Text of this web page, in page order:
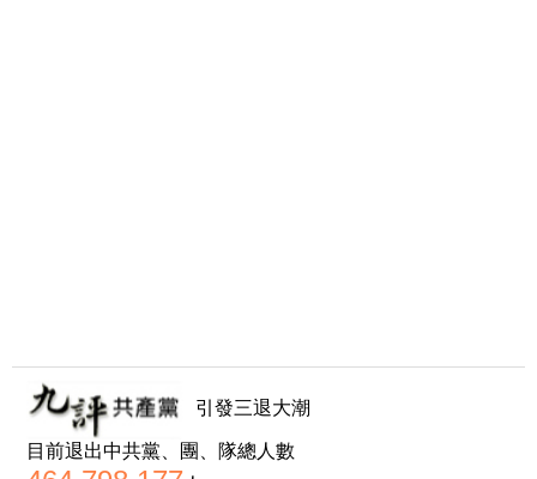
引發三退大潮
目前退出中共黨、團、隊總人數